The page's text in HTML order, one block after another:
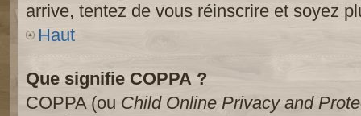
arrive, tentez de vous réinscrire et soyez
Haut
Que signifie COPPA ?
COPPA (ou Child Online Privacy and